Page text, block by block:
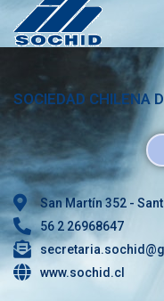
SOCIEDAD CHILENA
San Martín 352 -
56 2 26968647
www.sochid.cl